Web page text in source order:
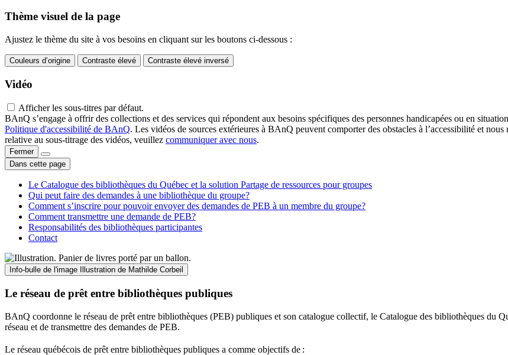
Thème visuel de la page
Ajustez le thème du site à vos besoins en cliquant sur les boutons ci-dessous :
Couleurs d’origine Contraste élevé Contraste élevé inversé
Vidéo
Afficher les sous-titres par défaut.
BAnQ s’engage à offrir des collections et des services qui répondent aux besoins spécifiques des personnes handicapées ou en
Politique d'accessibilité de BAnQ. Les vidéos de sources extérieures à BAnQ peuvent comporter des obstacles à l’accessibilité et
relative au sous-titrage des vidéos, veuillez communiquer avec nous.
Fermer
Dans cette page
Le Catalogue des bibliothèques du Québec et la solution Partage de ressources pour groupes
Qui peut faire des demandes à une bibliothèque du groupe?
Comment s’inscrire pour pouvoir envoyer des demandes de PEB à un membre du groupe?
Comment transmettre une demande de PEB?
Responsabilités des bibliothèques participantes
Contact
Info-bulle de l'image Illustration de Mathilde Corbeil
Le réseau de prêt entre bibliothèques publiques
BAnQ coordonne le réseau de prêt entre bibliothèques (PEB) publiques et son catalogue collectif, le Catalogue des bibliothèques du
réseau et de transmettre des demandes de PEB.
Le réseau québécois de prêt entre bibliothèques publiques a comme objectifs de :